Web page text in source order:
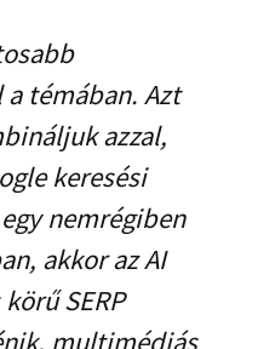
témában. Azt
azzal,
keresési
nemrégiben
akkor az AI
SERP